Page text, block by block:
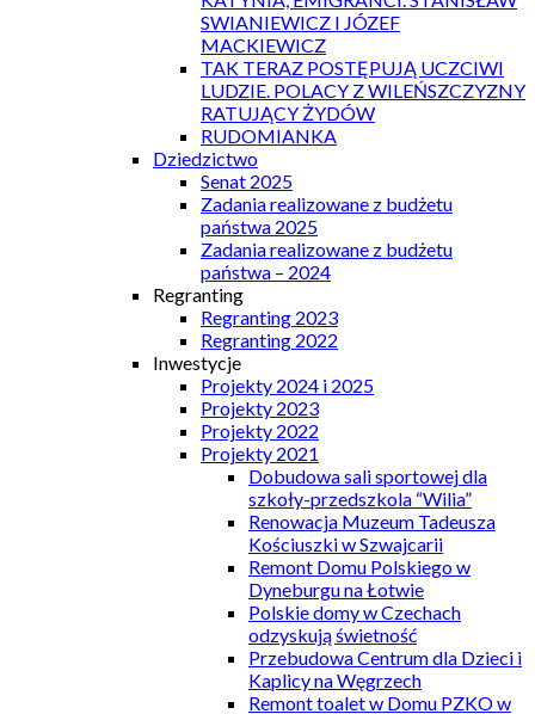
SWIANIEWICZ I JÓZEF
MACKIEWICZ
TAK TERAZ POSTĘPUJĄ UCZCIWI
LUDZIE. POLACY Z WILEŃSZCZYZNY
RATUJĄCY ŻYDÓW
RUDOMIANKA
Dziedzictwo
Senat 2025
Zadania realizowane z budżetu
państwa 2025
Zadania realizowane z budżetu
państwa – 2024
Regranting
Regranting 2023
Regranting 2022
Inwestycje
Projekty 2024 i 2025
Projekty 2023
Projekty 2022
Projekty 2021
Dobudowa sali sportowej dla
szkoły-przedszkola “Wilia”
Renowacja Muzeum Tadeusza
Kościuszki w Szwajcarii
Remont Domu Polskiego w
Dyneburgu na Łotwie
Polskie domy w Czechach
odzyskują świetność
Przebudowa Centrum dla Dzieci i
Kaplicy na Węgrzech
Remont toalet w Domu PZKO w